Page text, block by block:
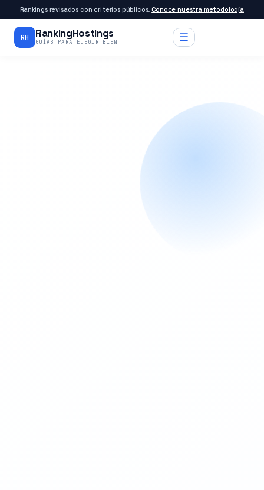
Rankings revisados con criterios públicos.Conoce nuestra metodología
RH RankingHostings
GUÍAS PARA ELEGIR BIEN ☰